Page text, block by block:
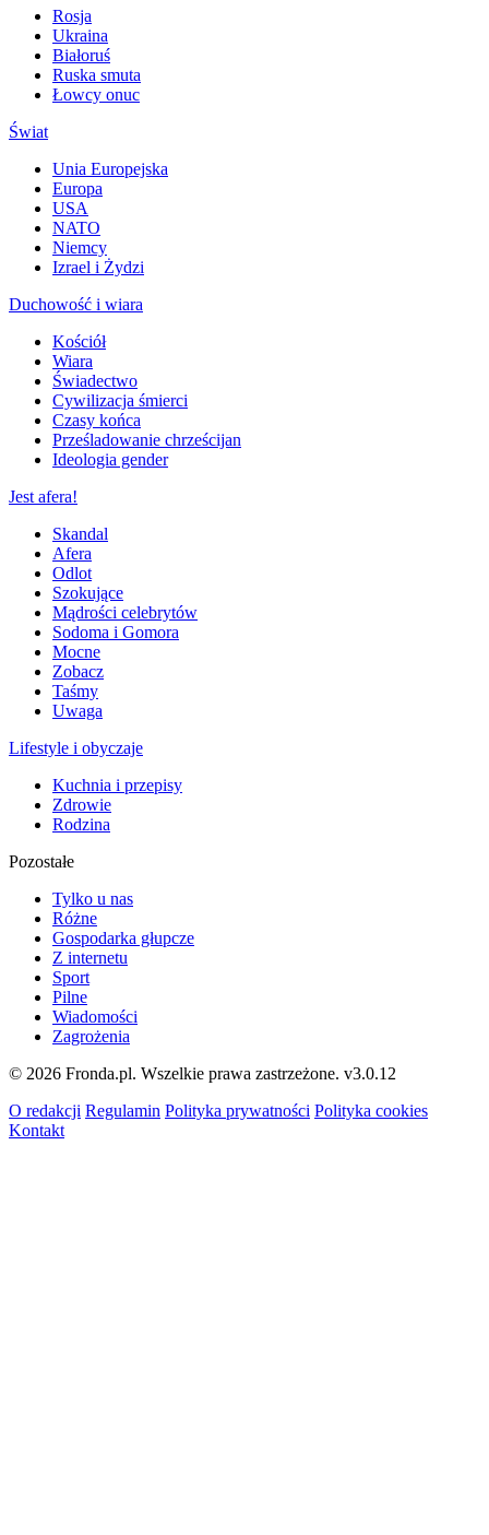
Rosja
Ukraina
Białoruś
Ruska smuta
Łowcy onuc
Świat
Unia Europejska
Europa
USA
NATO
Niemcy
Izrael i Żydzi
Duchowość i wiara
Kościół
Wiara
Świadectwo
Cywilizacja śmierci
Czasy końca
Prześladowanie chrześcijan
Ideologia gender
Jest afera!
Skandal
Afera
Odlot
Szokujące
Mądrości celebrytów
Sodoma i Gomora
Mocne
Zobacz
Taśmy
Uwaga
Lifestyle i obyczaje
Kuchnia i przepisy
Zdrowie
Rodzina
Pozostałe
Tylko u nas
Różne
Gospodarka głupcze
Z internetu
Sport
Pilne
Wiadomości
Zagrożenia
© 2026 Fronda.pl. Wszelkie prawa zastrzeżone. v3.0.12
O redakcji Regulamin Polityka prywatności Polityka cookies
Kontakt